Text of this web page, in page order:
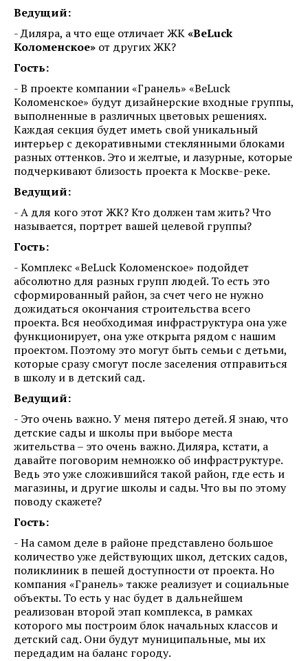
Ведущий:
- Диляра, а что еще отличает ЖК«BeLuck
Коломенское» от других ЖК?
Гость:
- В проекте компании «Гранель» «BeLuck
Коломенское» будут дизайнерские входные группы,
выполненные в различных цветовых решениях.
Каждая секция будет иметь свой уникальный
интерьер с декоративными стеклянными блоками
разных оттенков. Это и желтые, и лазурные, которые
подчеркивают близость проекта к Москве-реке.
Ведущий:
- А для кого этот ЖК? Кто должен там жить? Что
называется, портрет вашей целевой группы?
Гость:
- Комплекс «BeLuck Коломенское» подойдет
абсолютно для разных групп людей. То есть это
сформированный район, за счет чего не нужно
дожидаться окончания строительства всего
проекта. Вся необходимая инфраструктура она уже
функционирует, она уже открыта рядом с нашим
проектом. Поэтому это могут быть семьи с детьми,
которые сразу смогут после заселения отправиться
в школу и в детский сад.
Ведущий:
- Это очень важно. У меня пятеро детей. Я знаю, что
детские сады и школы при выборе места
жительства – это очень важно. Диляра, кстати, а
давайте поговорим немножко об инфраструктуре.
Ведь это уже сложившийся такой район, где есть и
магазины, и другие школы и сады. Что вы по этому
поводу скажете?
Гость:
- На самом деле в районе представлено большое
количество уже действующих школ, детских садов,
поликлиник в пешей доступности от проекта. Но
компания «Гранель» также реализует и социальные
объекты. То есть у нас будет в дальнейшем
реализован второй этап комплекса, в рамках
которого мы построим блок начальных классов и
детский сад. Они будут муниципальные, мы их
передадим на баланс городу.